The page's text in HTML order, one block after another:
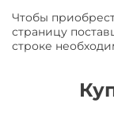
Чтобы
страницу
строке